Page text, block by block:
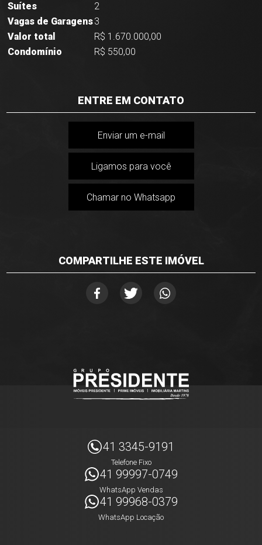
Suítes
2
Vagas de Garagens3
Valor total
R$ 1.670.000,00
Condomínio
R$ 550,00
ENTRE EM CONTATO
Enviar um e-mail
Ligamos para você
Chamar no Whatsapp
COMPARTILHE ESTE IMÓVEL
41 3345-9191
Telefone Fixo
41 99997-0749
WhatsApp Vendas
41 99968-0379
WhatsApp Locação